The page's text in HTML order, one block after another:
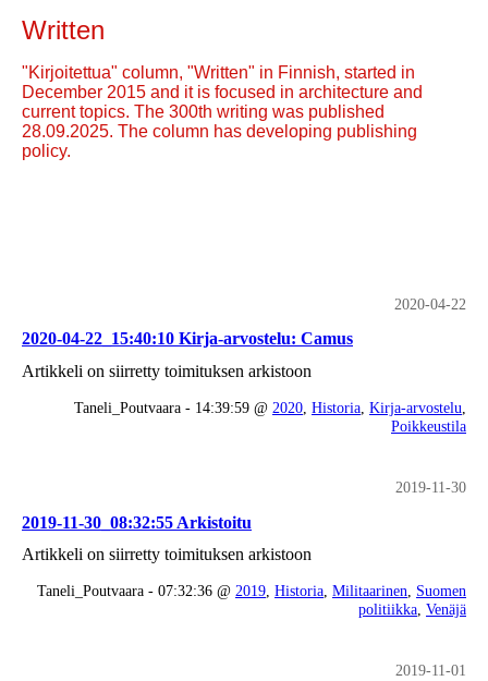
Written
"Kirjoitettua" column, "Written" in Finnish, started in
December 2015 and it is focused in architecture and
current topics. The 300th writing was published
28.09.2025. The column has developing publishing
policy.
2020-04-22
2020-04-22_15:40:10 Kirja-arvostelu: Camus
Artikkeli on siirretty toimituksen arkistoon
Taneli_Poutvaara - 14:39:59 @ 2020 Historia Kirja-arvostelu
Poikkeustila
2019-11-30
2019-11-30_08:32:55 Arkistoitu
Artikkeli on siirretty toimituksen arkistoon
Taneli_Poutvaara - 07:32:36 @ 2019 Historia Militaarinen
Suomen
politiikka Venäjä
2019-11-01